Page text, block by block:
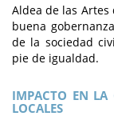
Aldea de las
buena
de la sociedad
pie de igualdad.
IMPACTO EN LA
LOCALES